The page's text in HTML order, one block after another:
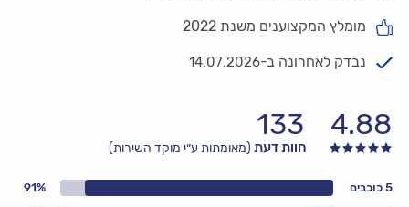
מומלץ המקצוענים משנת 2022
נבדק לאחרונה ב-14.07.2026
4.88
133
חוות דעת (מאומתות ע״י מוקד השירות)
5 כוכבים 91%